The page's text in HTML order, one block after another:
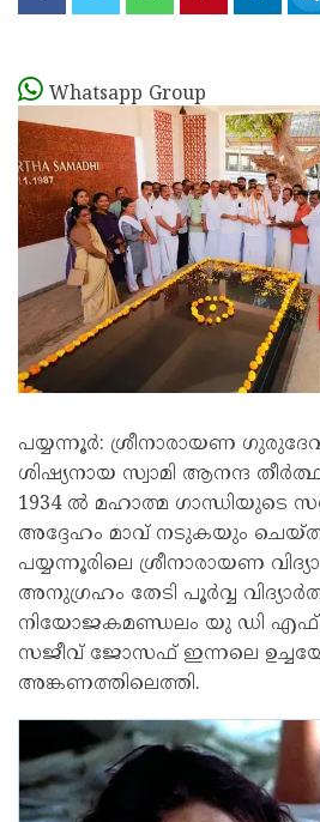
Whatsapp Group
പയ്യന്നൂർ: ശ്രീനാരായണ
ശിഷ്യനായ സ്വാമി ആനന്ദ
1934 ൽ മഹാത്മ ഗാന്ധിയുടെ
അദ്ദേഹം മാവ് നടുകയും
പയ്യന്നൂരിലെ ശ്രീനാരായണ
അനുഗ്രഹം തേടി പൂർവ്വ
നിയോജകമണ്ഡലം യു ഡി എഫ്‌
സജീവ് ജോസഫ്‌ ഇന്നലെ
അങ്കണത്തിലെത്തി.